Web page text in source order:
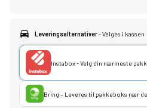
Leveringsalternativer- Velges i kassen
Instabox - Velg din nærmeste
Bring – Leveres til pakkeboks nær